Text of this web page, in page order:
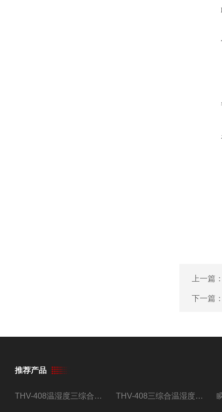
上一篇
下一篇
推荐产品
THV-408温湿度三综合试验箱 THV-408三综合温湿度振动试验箱